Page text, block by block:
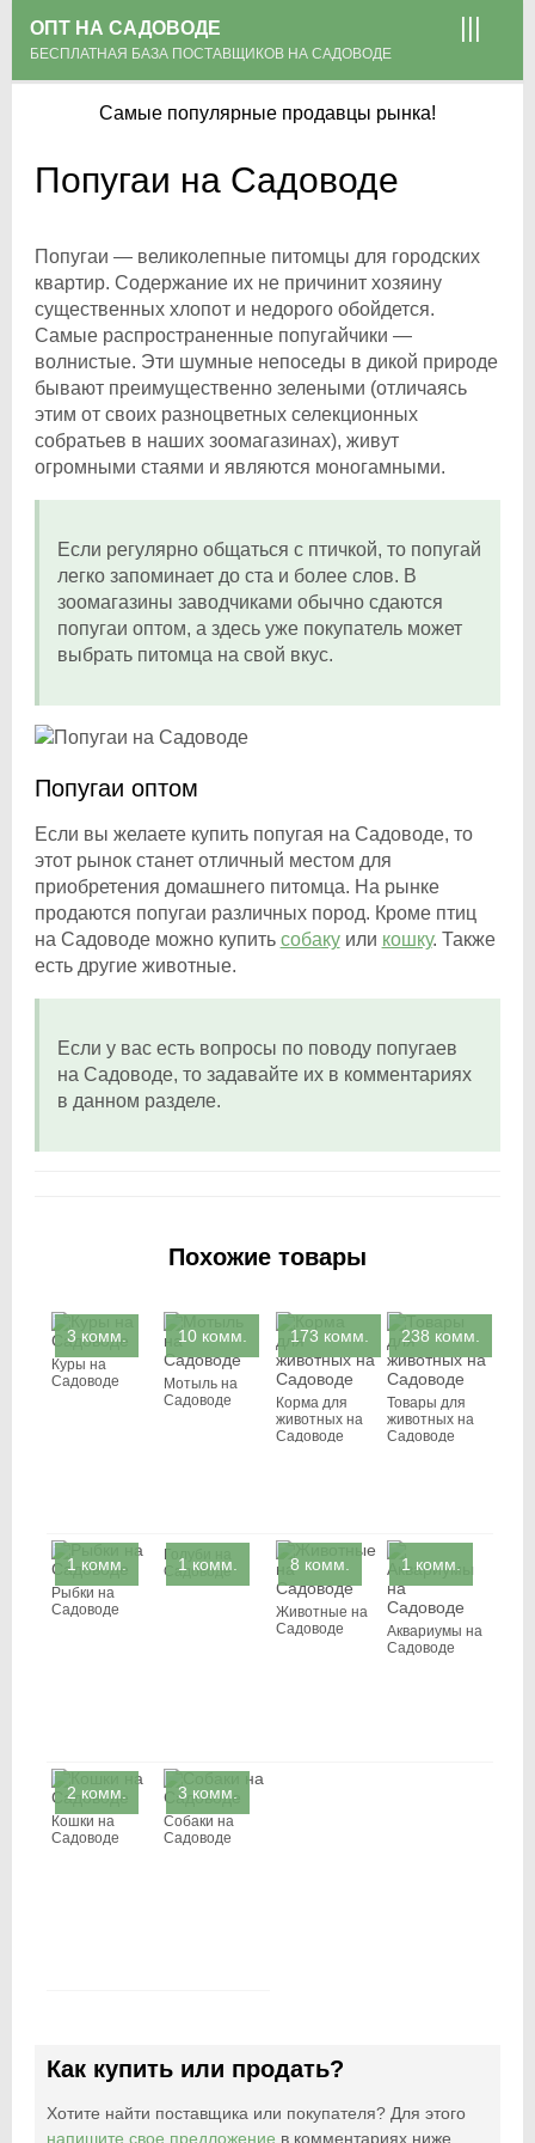
ОПТ НА САДОВОДЕ
БЕСПЛАТНАЯ БАЗА ПОСТАВЩИКОВ НА САДОВОДЕ
Самые популярные продавцы рынка!
Попугаи на Садоводе
Попугаи — великолепные питомцы для городских
квартир. Содержание их не причинит хозяину
существенных хлопот и недорого обойдется.
Самые распространенные попугайчики —
волнистые. Эти шумные непоседы в дикой природе
бывают преимущественно зелеными (отличаясь
этим от своих разноцветных селекционных
собратьев в наших зоомагазинах), живут
огромными стаями и являются моногамными.
Если регулярно общаться с птичкой, то попугай
легко запоминает до ста и более слов. В
зоомагазины заводчиками обычно сдаются
попугаи оптом, а здесь уже покупатель может
выбрать питомца на свой вкус.
Попугаи оптом
Если вы желаете купить попугая на Садоводе, то
этот рынок станет отличный местом для
приобретения домашнего питомца. На рынке
продаются попугаи различных пород. Кроме птиц
на Садоводе можно купить собакуили кошку. Также
есть другие животные.
Если у вас есть вопросы по поводу попугаев
на Садоводе, то задавайте их в комментариях
в данном разделе.
Похожие товары
3 комм.
Куры на
Садоводе
10 комм.
Мотыль на
Садоводе
173 комм.
Корма для
животных на
Садоводе
238 комм.
Товары для
животных на
Садоводе
1 комм.
Рыбки на
Садоводе
1 комм.
Голуби на
Садоводе
8 комм.
Животные на
Садоводе
1 комм.
Аквариумы на
Садоводе
2 комм.
Кошки на
Садоводе
3 комм.
Собаки на
Садоводе
Как купить или продать?
Хотите найти поставщика или покупателя? Для этого
напишите свое предложение в комментариях ниже.